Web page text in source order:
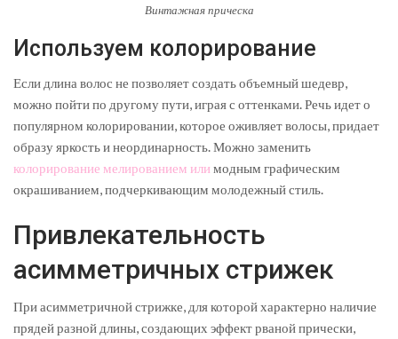
Винтажная прическа
Используем колорирование
Если длина волос не позволяет создать объемный шедевр,
можно пойти по другому пути, играя с оттенками. Речь идет о
популярном колорировании, которое оживляет волосы, придает
образу яркость и неординарность. Можно заменить
колорирование мелированием или модным графическим
окрашиванием, подчеркивающим молодежный стиль.
Привлекательность
асимметричных стрижек
При асимметричной стрижке, для которой характерно наличие
прядей разной длины, создающих эффект рваной прически,